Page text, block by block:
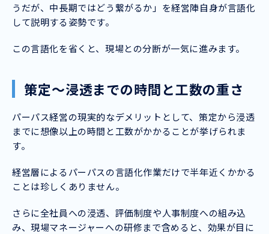
うだが、中長期ではどう繋がるか」を経営陣自身が言語化
して説明する姿勢です。
この言語化を省くと、現場との分断が一気に進みます。
策定〜浸透までの時間と工数の重さ
パーパス経営の現実的なデメリットとして、策定から浸透
までに想像以上の時間と工数がかかることが挙げられま
す。
経営層によるパーパスの言語化作業だけで半年近くかかる
ことは珍しくありません。
さらに全社員への浸透、評価制度や人事制度への組み込
み、現場マネージャーへの研修まで含めると、効果が目に